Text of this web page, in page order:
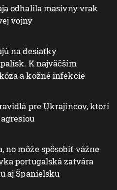
odhalila masívny vrak
vojny
na desiatky
K najväčším
a kožné infekcie
pre Ukrajincov, ktorí
no môže spôsobiť vážne
portugalská zatvára
aj Španielsku